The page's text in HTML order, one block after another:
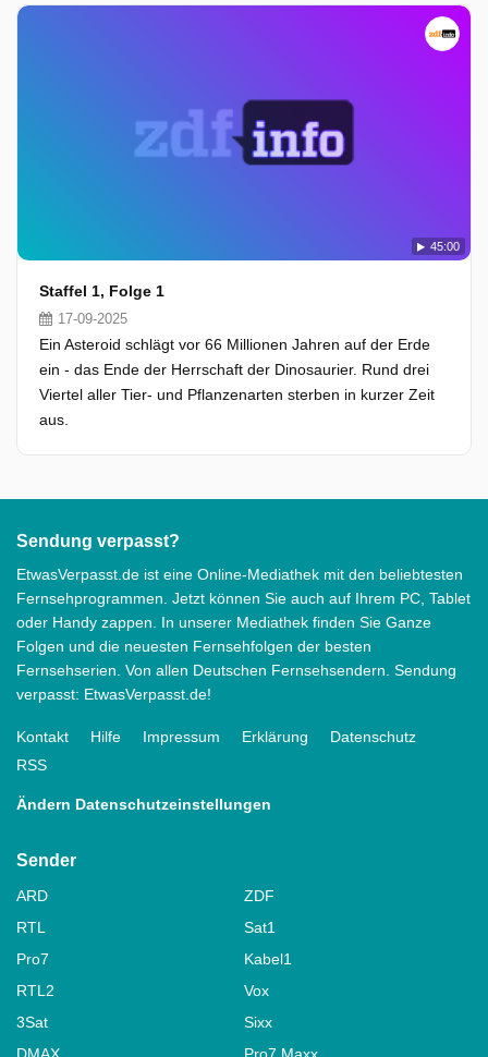
45:00
Staffel 1, Folge 1
17-09-2025
Ein Asteroid schlägt vor 66 Millionen Jahren auf der Erde
ein - das Ende der Herrschaft der Dinosaurier. Rund drei
Viertel aller Tier- und Pflanzenarten sterben in kurzer Zeit
aus.
Sendung verpasst?
EtwasVerpasst.de ist eine Online-Mediathek mit den beliebtesten
Fernsehprogrammen. Jetzt können Sie auch auf Ihrem PC, Tablet
oder Handy zappen. In unserer Mediathek finden Sie Ganze
Folgen und die neuesten Fernsehfolgen der besten
Fernsehserien. Von allen Deutschen Fernsehsendern. Sendung
verpasst: EtwasVerpasst.de!
Kontakt Hilfe Impressum Erklärung
Datenschutz
RSS
Ändern Datenschutzeinstellungen
Sender
ARD
ZDF
RTL
Sat1
Pro7
Kabel1
RTL2
Vox
3Sat
Sixx